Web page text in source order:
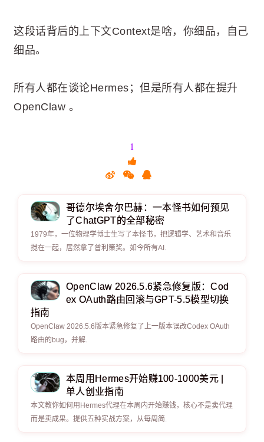
这段话背后的上下文Context是啥，你细品，自己
细品。
所有人都在谈论Hermes；但是所有人都在提升
OpenClaw 。
1
哥德尔埃舍尔巴赫：一本怪书如何预见
了ChatGPT的全部秘密
1979年，一位物理学博士生写了本怪书，把逻辑学、艺术和音乐
搅在一起，居然拿了普利策奖。如今所有AI.
OpenClaw 2026.5.6紧急修复版：Cod
ex OAuth路由回滚与GPT-5.5模型切换
指南
OpenClaw 2026.5.6版本紧急修复了上一版本误改Codex OAuth
路由的bug，并解.
本周用Hermes开始赚100-1000美元 |
单人创业指南
本文教你如何用Hermes代理在本周内开始赚钱，核心不是卖代理
而是卖成果。提供五种实战方案，从每周简.